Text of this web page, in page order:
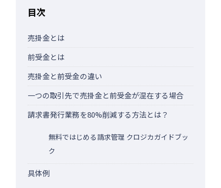
目次
売掛金とは
前受金とは
売掛金と前受金の違い
一つの取引先で売掛金と前受金が混在する場合
請求書発行業務を80%削減する方法とは？
無料ではじめる請求管理 クロジカガイドブッ
ク
具体例